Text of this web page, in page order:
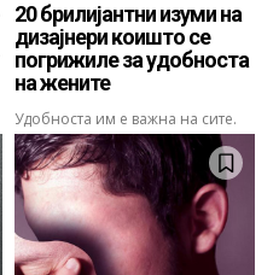
20 брилијантни изуми на
дизајнери коишто се
погрижиле за удобноста
на жените
Удобноста им е важна на сите.